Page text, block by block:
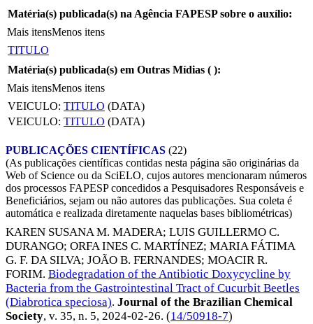
Matéria(s) publicada(s) na Agência FAPESP sobre o auxílio:
Mais itensMenos itens
TITULO
Matéria(s) publicada(s) em Outras Mídias ( ):
Mais itensMenos itens
VEICULO: TITULO (DATA)
VEICULO: TITULO (DATA)
PUBLICAÇÕES CIENTÍFICAS (22)
(As publicações científicas contidas nesta página são originárias da
Web of Science ou da SciELO, cujos autores mencionaram números
dos processos FAPESP concedidos a Pesquisadores Responsáveis e
Beneficiários, sejam ou não autores das publicações. Sua coleta é
automática e realizada diretamente naquelas bases bibliométricas)
KAREN SUSANA M. MADERA; LUIS GUILLERMO C.
DURANGO; ORFA INES C. MARTÍNEZ; MARIA FÁTIMA
G. F. DA SILVA; JOÃO B. FERNANDES; MOACIR R.
FORIM. Biodegradation of the Antibiotic Doxycycline by
Bacteria from the Gastrointestinal Tract of Cucurbit Beetles
(Diabrotica speciosa). Journal of the Brazilian Chemical
Society, v. 35, n. 5, 2024-02-26. (14/50918-7)